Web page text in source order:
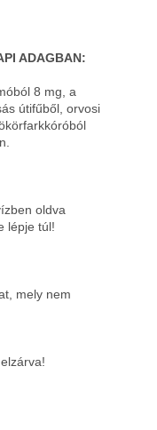
ADAGBAN:
8 mg, a
útifűből, orvosi
oldva
lépje túl!
mely nem